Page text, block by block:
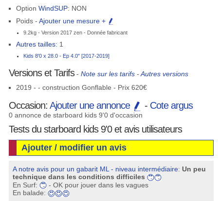
Option WindSUP: NON
Poids - Ajouter une mesure +
9.2kg - Version 2017 zen - Donnée fabricant
Autres tailles: 1
Kids 8'0 x 28.0 - Ep 4.0" [2017-2019]
Versions et Tarifs- Note sur les tarifs-Autres versions
2019 - - construction Gonflable - Prix 620€
Occasion: Ajouter une annonce - Cote argus
0 annonce de starboard kids 9'0 d'occasion
Tests du starboard kids 9'0 et avis utilisateurs
Ajouter / modifier un avis
A notre avis pour un gabarit ML - niveau intermédiaire:Un peu
technique dans les conditions difficiles
En Surf:
- OK pour jouer dans les vagues
En balade: